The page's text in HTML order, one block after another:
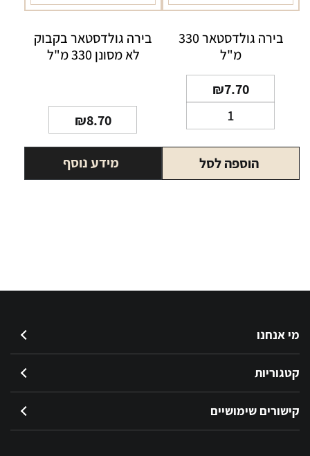
בירה גולדסטאר 330
מ"ל
₪7.70
של
בירה
גולדסטאר
הוספה לסל
בירה גולדסטאר בקבוק
לא מסונן 330 מ"ל
₪8.70
מידע נוסף
מי אנחנו
קטגוריות
קישורים שימושיים